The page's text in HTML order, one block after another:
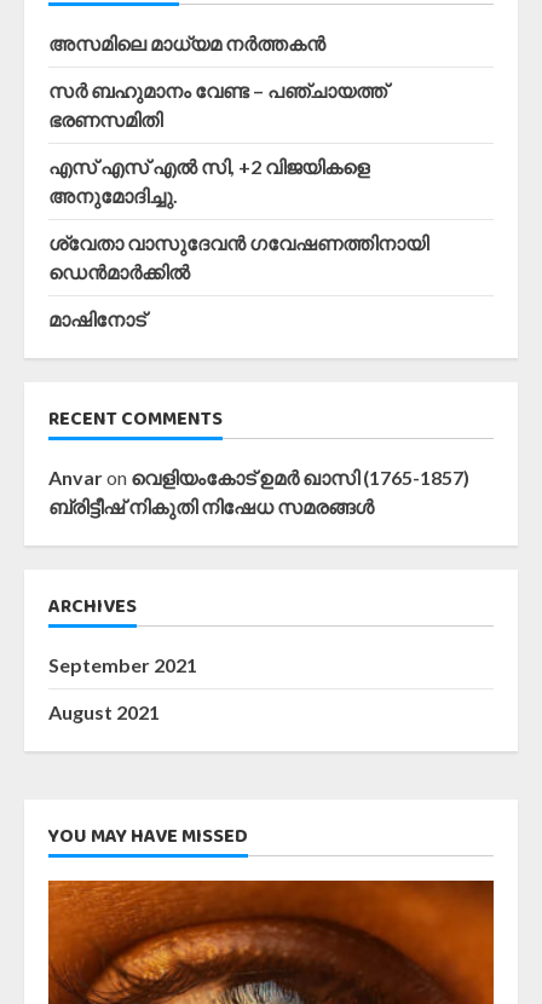
അസമിലെ മാധ്യമ നർത്തകൻ
സർ ബഹുമാനം വേണ്ട – പഞ്ചായത്ത്
ഭരണസമിതി
എസ് എസ് എൽ സി, +2 വിജയികളെ
അനുമോദിച്ചു.
ശ്വേതാ വാസുദേവൻ ഗവേഷണത്തിനായി
ഡെൻമാർക്കിൽ
മാഷിനോട്
RECENT COMMENTS
Anvaron വെളിയംകോട് ഉമർ ഖാസി (1765-1857)
ബ്രിട്ടീഷ് നികുതി നിഷേധ സമരങ്ങൾ
ARCHIVES
September 2021
August 2021
YOU MAY HAVE MISSED